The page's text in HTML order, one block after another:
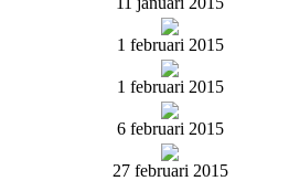
1 februari 2015
1 februari 2015
6 februari 2015
27 februari 2015